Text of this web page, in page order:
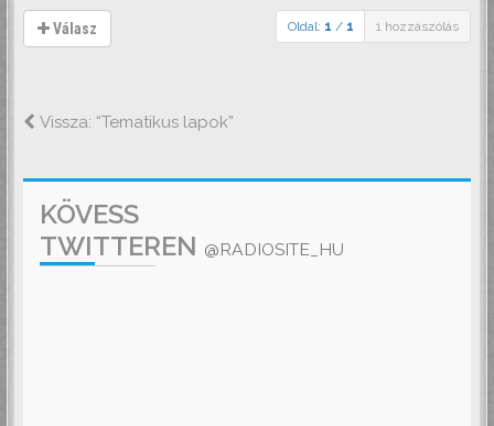
Válasz Oldal: 1 / 1 1 hozzászólás
Vissza: “Tematikus lapok”
KÖVESS
TWITTEREN @RADIOSITE_HU